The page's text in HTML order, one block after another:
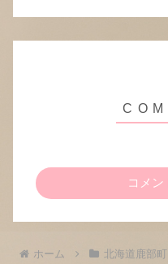
コメン
ホーム 北海道鹿部